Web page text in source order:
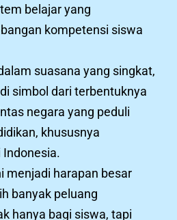
belajar yang
kompetensi siswa
suasana yang singkat,
simbol dari terbentuknya
negara yang peduli
khususnya
Indonesia.
menjadi harapan besar
banyak peluang
hanya bagi siswa, tapi